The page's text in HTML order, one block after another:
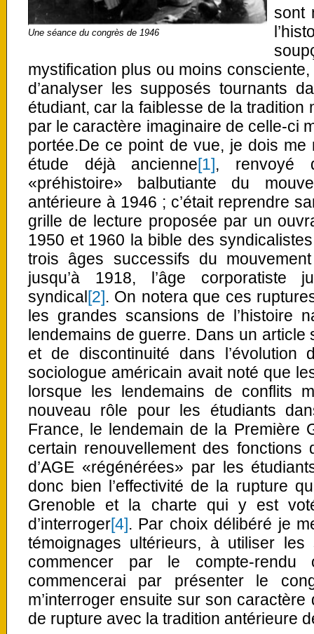
Une séance du congrès de 1946
sont
mystification plus ou moins
d’analyser les supposés tournants
étudiant, car la faiblesse de la tradition
par le caractère imaginaire de celle-ci
portée.De ce point de vue, je dois me
étude déjà ancienne[1], renvoyé
«préhistoire» balbutiante du
antérieure à 1946 ; c’était reprendre
grille de lecture proposée par un
1950 et 1960 la bible des
trois âges successifs du
jusqu’à 1918, l’âge corporatiste
syndical[2]. On notera que ces
les grandes scansions de l’histoire
lendemains de guerre. Dans un article
et de discontinuité dans l’évolution
sociologue américain avait noté que
lorsque les lendemains de conflits
nouveau rôle pour les étudiants
France, le lendemain de la Première
certain renouvellement des fonctions
d’AGE «régénérées» par les
donc bien l’effectivité de la rupture
Grenoble et la charte qui y est
d’interroger[4]. Par choix délibéré je
témoignages ultérieurs, à utiliser les
commencer par le compte-rendu
commencerai par présenter le
m’interroger ensuite sur son
de rupture avec la tradition antérieure